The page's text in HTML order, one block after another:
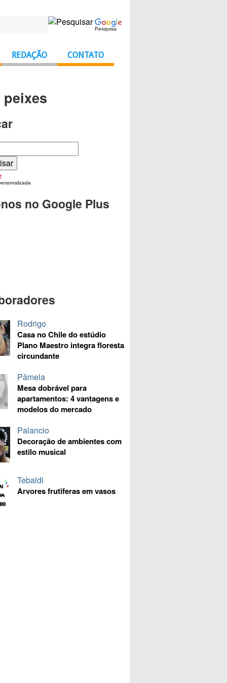
Pesquisa
REDAÇÃO CONTATO
no Google Plus
Rodrigo
Casa no Chile do estúdio
Plano Maestro integra floresta
circundante
Pâmela
Mesa dobrável para
apartamentos: 4 vantagens e
modelos do mercado
Palancio
Decoração de ambientes com
estilo musical
Tebaldi
Arvores frutiferas em vasos